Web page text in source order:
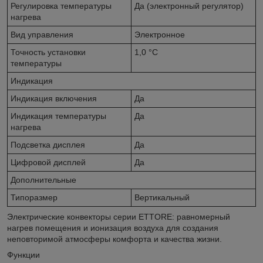
Регулировка температуры
нагрева
Да (электронный регулятор)
Вид управления
Электронное
Точность установки
температуры
1,0 °С
Индикация
Индикация включения
Да
Индикация температуры
нагрева
Да
Подсветка дисплея
Да
Цифровой дисплей
Да
Дополнительные
Типоразмер
Вертикальный
Электрические конвекторы серии ETTORE: равномерный
нагрев помещения и ионизация воздуха для создания
неповторимой атмосферы комфорта и качества жизни.
Функции